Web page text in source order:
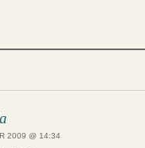
2009 @ 14:34